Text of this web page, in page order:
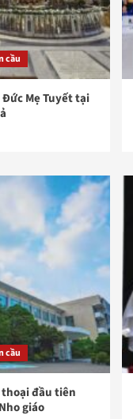
cầu
Mẹ Tuyết tại
cầu
đầu tiên
giáo